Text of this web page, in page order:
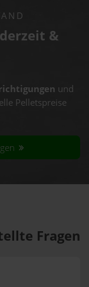
&
und
Pelletspreise
Fragen